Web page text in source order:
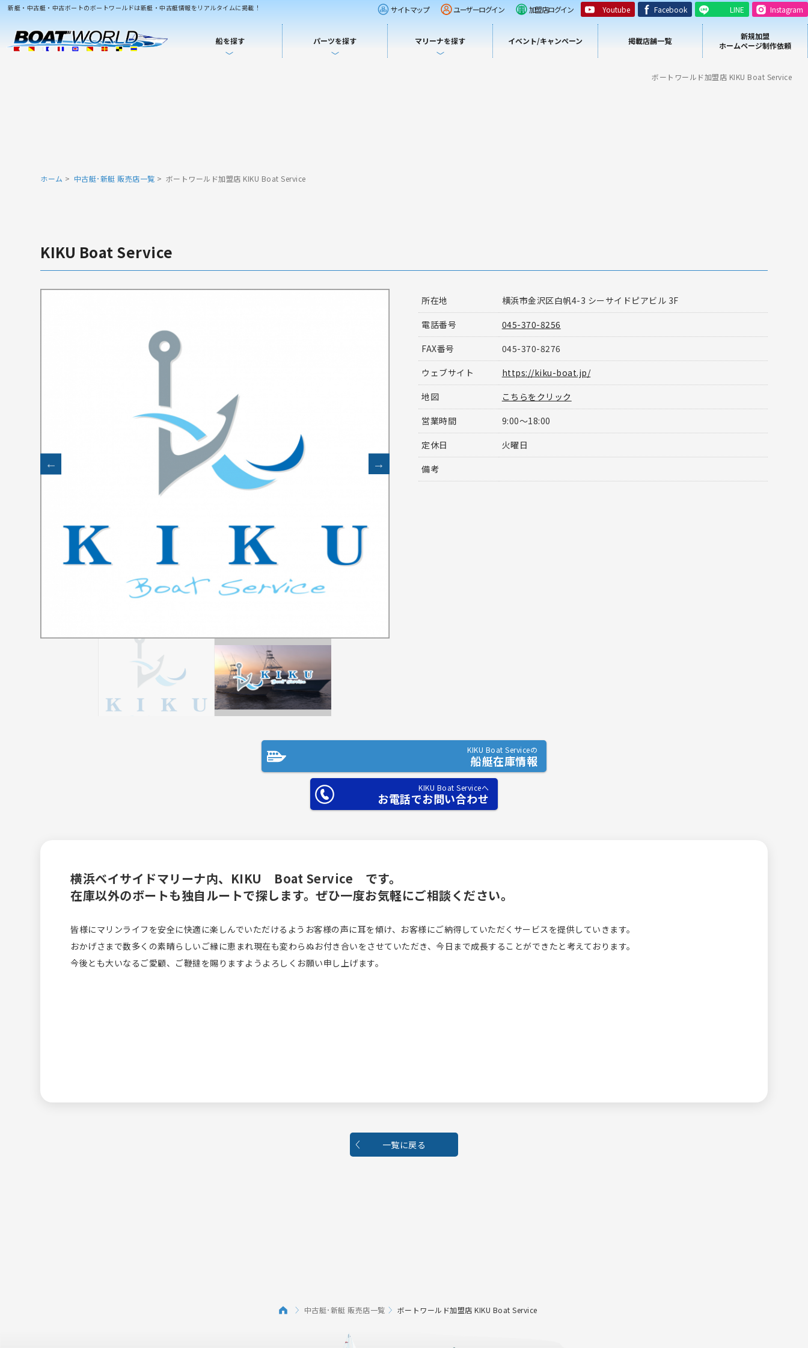
新艇・中古艇・中古ボートのボートワールドは新艇・中古艇情報をリアルタイムに掲載！ サイトマップ ユーザーログイン 加盟店ログイン Youtube Facebook LINE Instagram
船を探す パーツを探す マリーナを探す イベント/キャンペーン 掲載店舗一覧
新規加盟
ホームページ制作依頼
ボートワールド加盟店 KIKU Boat Service
ホーム 中古艇･新艇 販売店一覧 ボートワールド加盟店 KIKU Boat Service
KIKU Boat Service
所在地
横浜市金沢区白帆4-3 シーサイドピアビル 3F
電話番号
045-370-8256
FAX番号
045-370-8276
ウェブサイト
https://kiku-boat.jp/
地図
こちらをクリック
営業時間
9:00～18:00
定休日
火曜日
備考
KIKU Boat Serviceの
船艇在庫情報
KIKU Boat Serviceへ
お電話でお問い合わせ
横浜ベイサイドマリーナ内、KIKU Boat Service です。
在庫以外のボートも独自ルートで探します。ぜひ一度お気軽にご相談ください。
皆様にマリンライフを安全に快適に楽しんでいただけるようお客様の声に耳を傾け、お客様にご納得していただくサービスを提供していきます。
おかげさまで数多くの素晴らしいご縁に恵まれ現在も変わらぬお付き合いをさせていただき、今日まで成長することができたと考えております。
今後とも大いなるご愛顧、ご鞭撻を賜りますようよろしくお願い申し上げます。
一覧に戻る
中古艇･新艇 販売店一覧 ボートワールド加盟店 KIKU Boat Service